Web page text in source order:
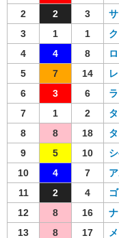
2
2 3
3
1 1
4
4 8
5
7 14
6
3 6
7
1 2
8
8 18
9
5 10
10
4 7
11
2 4
12
8 16
13
8 17